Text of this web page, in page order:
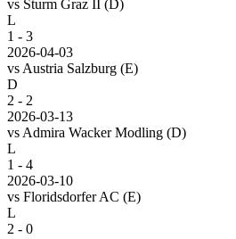
vs Sturm Graz II (D)
L
1 - 3
2026-04-03
vs Austria Salzburg (E)
D
2 - 2
2026-03-13
vs Admira Wacker Modling (D)
L
1 - 4
2026-03-10
vs Floridsdorfer AC (E)
L
2 - 0